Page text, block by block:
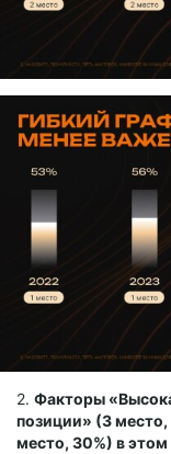
2. Факторы
позиции» (3
место, 30%) в этом